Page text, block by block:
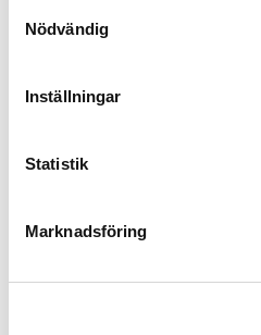
Nödvändig
Inställningar
Statistik
Marknadsföring
jury beskriva den egna
och innovation avseende
– Utmärkelserna har som
medlemsklubbar inom
vi satte inför 2018 är en
utmärkta underlag för
Årets vinnare får om